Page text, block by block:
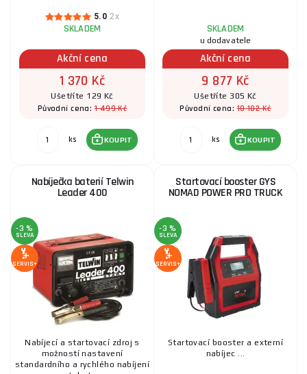
5.0 2x
SKLADEM
Akční cena
1 370 Kč
Ušetříte 129 Kč
Původní cena:1 499 Kč
ks KOUPIT
SKLADEM
u dodavatele
Akční cena
9 877 Kč
Ušetříte 305 Kč
Původní cena:10 182 Kč
ks KOUPIT
Nabíječka baterií Telwin
Leader 400
-3 %
SLEVA
SERVIS+
Nabíjecí a startovací zdroj s
možností nastavení
standardního a rychlého nabíjení
Startovací booster GYS
NOMAD POWER PRO TRUCK
-3 %
SLEVA
SERVIS+
Startovací booster a externí
nabíjec ...